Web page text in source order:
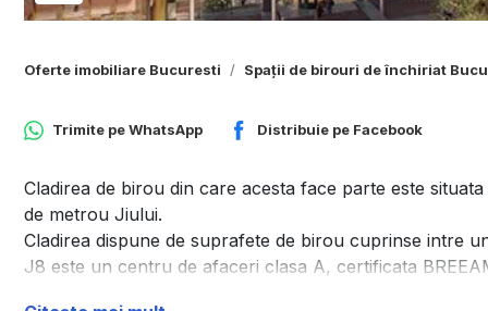
Oferte imobiliare Bucuresti Spații de birouri de închiriat
Trimite peWhatsApp Distribuie pe Facebook
Cladirea de birou din care acesta face parte este
de metrou Jiului.
Cladirea dispune de suprafete de birou cuprinse intre
J8 este un centru de afaceri clasa A, certificata